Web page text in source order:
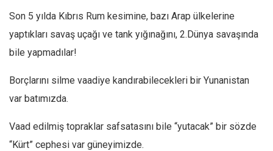
Son 5 yılda Kıbrıs Rum kesimine, bazı Arap ülkelerine
yaptıkları savaş uçağı ve tank yığınağını, 2.Dünya savaşında
bile yapmadılar!
Borçlarını silme vaadiye kandırabilecekleri bir Yunanistan
var batımızda.
Vaad edilmiş topraklar safsatasını bile “yutacak” bir sözde
“Kürt” cephesi var güneyimizde.